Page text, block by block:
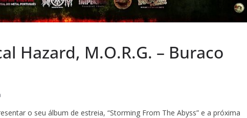
Hazard, M.O.R.G. – Buraco
o seu álbum de estreia, “Storming From The Abyss” e a próxima